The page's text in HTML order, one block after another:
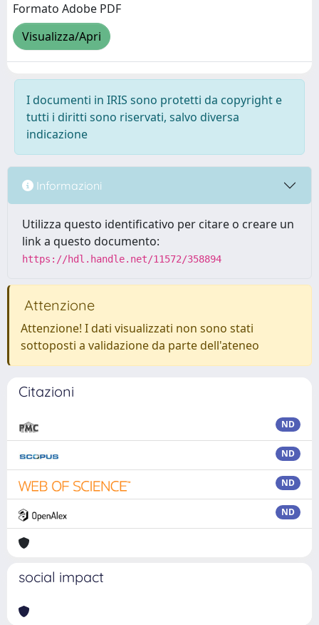
Formato Adobe PDF
Visualizza/Apri
I documenti in IRIS sono protetti da copyright e
tutti i diritti sono riservati, salvo diversa
indicazione
Informazioni
Utilizza questo identificativo per citare o creare un
link a questo documento:
https://hdl.handle.net/11572/358894
Attenzione
Attenzione! I dati visualizzati non sono stati
sottoposti a validazione da parte dell'ateneo
Citazioni
ND
ND
ND
ND
social impact